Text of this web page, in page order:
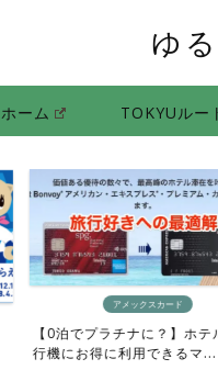
ゆ
ホーム TOKYUルー
アメックスカード
【0泊でプラチナに？】ホテ
行機にお得に利用できるマ...